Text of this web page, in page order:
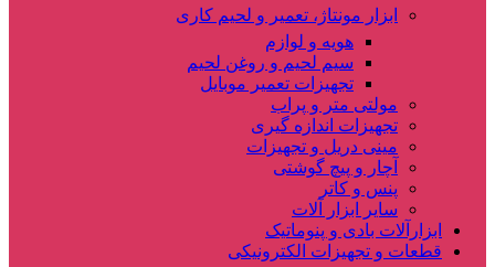
ابزار مونتاژ، تعمیر و لحیم کاری
هویه و لوازم
سیم لحیم و روغن لحیم
تجهیزات تعمیر موبایل
مولتی متر و پراب
تجهیزات اندازه گیری
مینی دریل و تجهیزات
آچار و پیچ گوشتی
پنس و کاتر
سایر ابزار آلات
ابزارآلات بادی و پنوماتیک
قطعات و تجهیزات الکترونیکی